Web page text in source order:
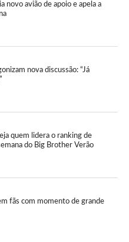
novo avião de apoio e apela a
nova discussão: “Já
quem lidera o ranking de
do Big Brother Verão
fãs com momento de grande